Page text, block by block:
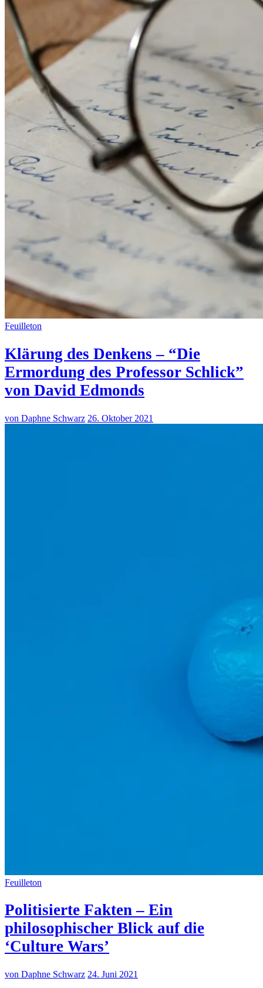
Feuilleton
Klärung des Denkens – “Die
Ermordung des Professor Schlick”
von David Edmonds
von Daphne Schwarz 26. Oktober 2021
Feuilleton
Politisierte Fakten – Ein
philosophischer Blick auf die
‘Culture Wars’
von Daphne Schwarz 24. Juni 2021